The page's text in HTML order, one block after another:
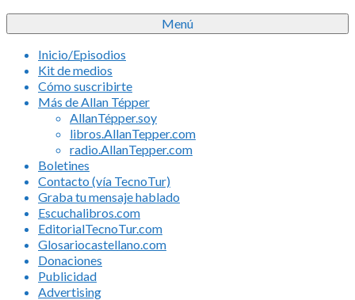
Menú
Inicio/Episodios
Kit de medios
Cómo suscribirte
Más de Allan Tépper
AllanTépper.soy
libros.AllanTepper.com
radio.AllanTepper.com
Boletines
Contacto (vía TecnoTur)
Graba tu mensaje hablado
Escuchalibros.com
EditorialTecnoTur.com
Glosariocastellano.com
Donaciones
Publicidad
Advertising